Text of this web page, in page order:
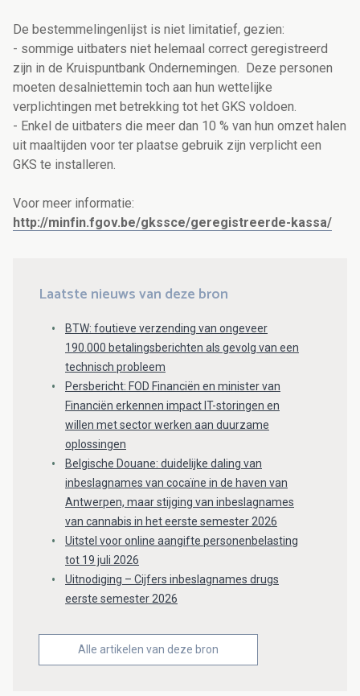
De bestemmelingenlijst is niet limitatief, gezien:
- sommige uitbaters niet helemaal correct geregistreerd
zijn in de Kruispuntbank Ondernemingen. Deze personen
moeten desalniettemin toch aan hun wettelijke
verplichtingen met betrekking tot het GKS voldoen.
- Enkel de uitbaters die meer dan 10 % van hun omzet halen
uit maaltijden voor ter plaatse gebruik zijn verplicht een
GKS te installeren.
Voor meer informatie:
http://minfin.fgov.be/gkssce/geregistreerde-kassa/
Laatste nieuws van deze bron
BTW: foutieve verzending van ongeveer
190.000 betalingsberichten als gevolg van een
technisch probleem
Persbericht: FOD Financiën en minister van
Financiën erkennen impact IT-storingen en
willen met sector werken aan duurzame
oplossingen
Belgische Douane: duidelijke daling van
inbeslagnames van cocaïne in de haven van
Antwerpen, maar stijging van inbeslagnames
van cannabis in het eerste semester 2026
Uitstel voor online aangifte personenbelasting
tot 19 juli 2026
Uitnodiging – Cijfers inbeslagnames drugs
eerste semester 2026
Alle artikelen van deze bron